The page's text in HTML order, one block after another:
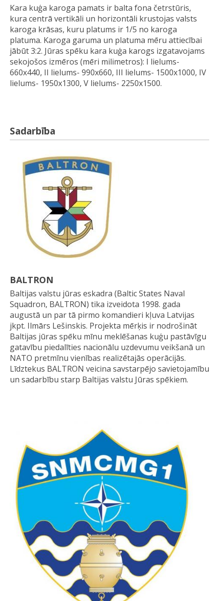
Kara kuģa karoga pamats ir balta fona četrstūris,
kura centrā vertikāli un horizontāli krustojas valsts
karoga krāsas, kuru platums ir 1/5 no karoga
platuma. Karoga garuma un platuma mēru attiecībai
jābūt 3:2. Jūras spēku kara kuģa karogs izgatavojams
sekojošos izmēros (mēri milimetros): I lielums-
660x440, II lielums- 990x660, III lielums- 1500x1000, IV
lielums- 1950x1300, V lielums- 2250x1500.
Sadarbība
BALTRON
Baltijas valstu jūras eskadra (Baltic States Naval
Squadron, BALTRON) tika izveidota 1998. gada
augustā un par tā pirmo komandieri kļuva Latvijas
jkpt. Ilmārs Lešinskis. Projekta mērķis ir nodrošināt
Baltijas jūras spēku mīnu meklēšanas kuģu pastāvīgu
gatavību piedalīties nacionālu uzdevumu veikšanā un
NATO pretmīnu vienības realizētajās operācijās.
Līdztekus BALTRON veicina savstarpējo savietojamību
un sadarbību starp Baltijas valstu Jūras spēkiem.